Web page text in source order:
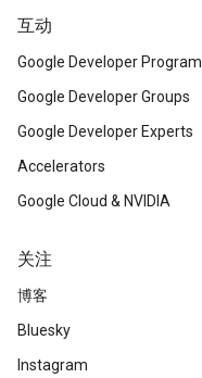
互动
Google Developer Program
Google Developer Groups
Google Developer Experts
Accelerators
Google Cloud & NVIDIA
关注
博客
Bluesky
Instagram